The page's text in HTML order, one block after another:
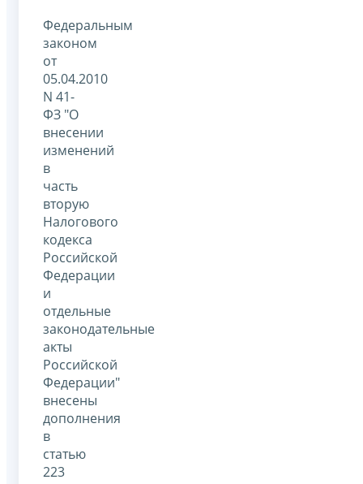
Федеральным
законом
от
05.04.2010
N 41-
ФЗ "О
внесении
изменений
в
часть
вторую
Налогового
кодекса
Российской
Федерации
и
отдельные
законодательные
акты
Российской
Федерации"
внесены
дополнения
в
статью
223